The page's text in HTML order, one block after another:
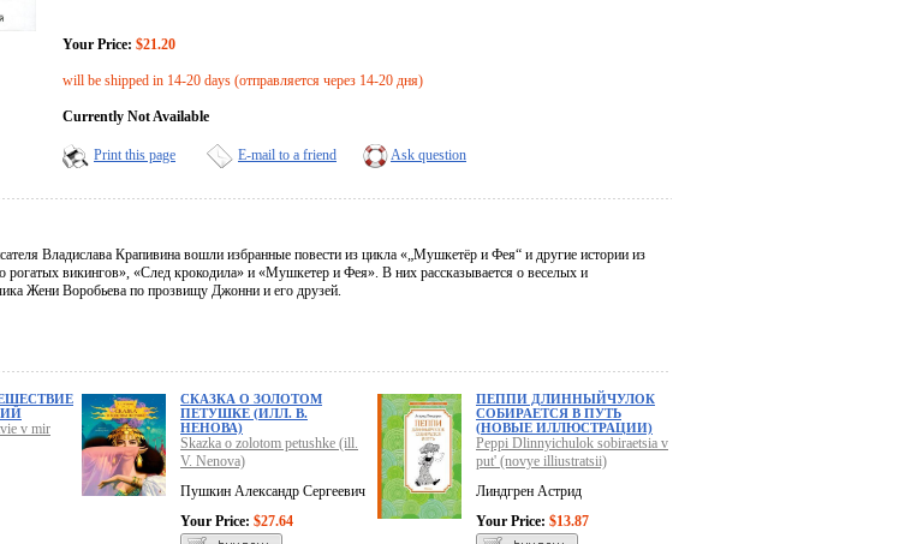
Your Price: $21.20
will be shipped in 14-20 days (отправляется через 14-20 дня)
Currently Not Available
Print this page E-mail to a friend Ask question
Владислава Крапивина вошли избранные повести из цикла «„Мушкетёр и Фея“ и другие истории из
рогатых викингов», «След крокодила» и «Мушкетер и Фея». В них рассказывается о веселых и
Жени Воробьева по прозвищу Джонни и его друзей.
v mir
СКАЗКА О ЗОЛОТОМ
ПЕТУШКЕ (ИЛЛ. В.
НЕНОВА)
Skazka o zolotom petushke (ill.
V. Nenova)
Пушкин Александр Сергеевич
Your Price: $27.64
ПЕППИ ДЛИННЫЙЧУЛОК
СОБИРАЕТСЯ В ПУТЬ
(НОВЫЕ ИЛЛЮСТРАЦИИ)
Peppi Dlinnyichulok sobiraetsia v
put' (novye illiustratsii)
Линдгрен Астрид
Your Price: $13.87